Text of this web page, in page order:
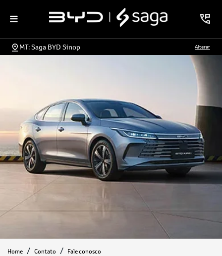
MT: Saga BYD Sinop Alterar
Home Contato Fale conosco